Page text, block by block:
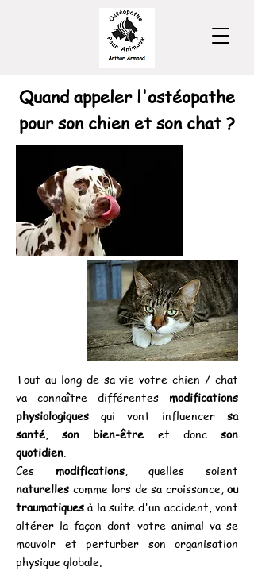
Quand appeler l'ostéopathe
pour son chien et son chat ?
Tout au long de sa vie votre chien / chat
va connaître différentes modifications
physiologiques qui vont influencer sa
santé,son bien-être et doncson
quotidien.
Ces modifications, quelles soient
naturelles comme lors de sa croissance, ou
traumatiques à la suite d'un accident, vont
altérer la façon dont votre animal va se
mouvoir et perturber son organisation
physique globale.